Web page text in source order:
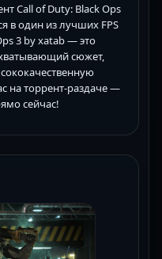
Call of Duty: Black Ops
в один из лучших FPS
3 by xatab — это
сюжет,
на торрент-раздаче —
сейчас!